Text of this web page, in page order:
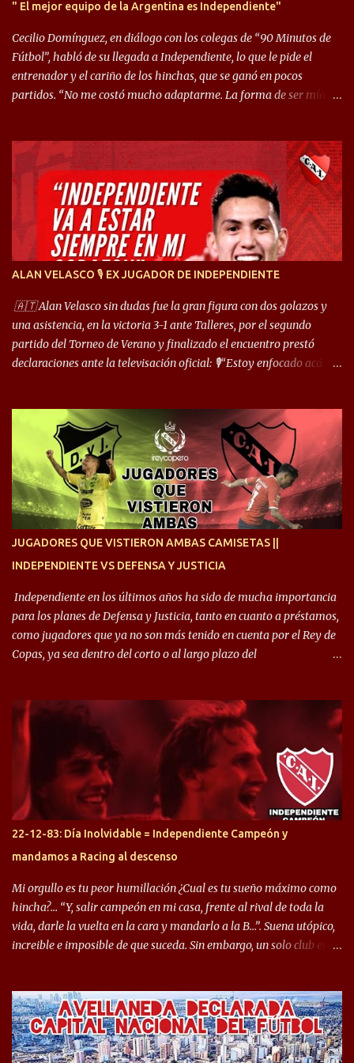
" El mejor equipo de la Argentina es Independiente"
Cecilio Domínguez, en diálogo con los colegas de “90 Minutos de
Fútbol”, habló de su llegada a Independiente, lo que le pide el
entrenador y el cariño de los hinchas, que se ganó en pocos
partidos. “No me costó mucho adaptarme. La forma de ser mía
llegué a un Independiente que juega muy dinámico y me gusta
mucho. Me favorece por la forma de jugar mía y eso también
ayudó a que me adapte”. “Me siento mejor por izquierda, pero me
gusta mucho jugar de 9, y juego sin problemas por derecha
también. Jugar de 9 y de extremo por izquierda es diferente. A mi
me gusta jugar por fuera, porque tengo mas posibilidades de
encarar, de enganchar. Pero yo soy un hombre que pica mucho y
arco y tengo más posibilidades”. Sobre lo que le pide el DT,
comentó: “Cuando juego de 9, obviamente me pide presionar, y
cuand...
ALAN VELASCO 🎙 EX JUGADOR DE INDEPENDIENTE
🇦🇹 Alan Velasco sin dudas fue la gran figura con dos golazos y
una asistencia, en la victoria 3-1 ante Talleres, por el segundo
partido del Torneo de Verano y finalizado el encuentro prestó
declaraciones ante la televisación oficial: 🎙️“Estoy enfocado acá.
ojalá sea lo mejor para el club y para mí. Independiente va a estar
siempre en mi corazón”. 🎙️“Siempre que me tocó vestir la camiseta
quise dar lo mejor. Si me toca marcharme, estoy agradecido al
hincha”. 🎙️“El equipo hizo un gran trabajo, quedó demostrado en el
resultado. Es nuestro segundo partido, en la pretemporada nos
enfocamos en la preparación física. El grupo está encontrando la
JUGADORES QUE VISTIERON AMBAS CAMISETAS ||
INDEPENDIENTE VS DEFENSA Y JUSTICIA
Independiente en los últimos años ha sido de mucha importancia
para los planes de Defensa y Justicia, tanto en cuanto a préstamos,
como jugadores que ya no son más tenido en cuenta por el Rey de
Copas, ya sea dentro del corto o al largo plazo del
Halcón de Varela, como lo es Brian Romero, quien paso a
préstamo allí durante el último mercado de pases y ha rendido de
gran manera, convirtiendo goles importantes, sobre todo en la
copa sudamericana. Pero no sucedió lo mismo en cuanto al
rendimiento que ha producido en el Rojo. Pasando a jugadores que
jugaron en Defensa y ahora están en el rojo, tenemos a la dupla
Gastón Togni y Domingo Blanco, donde ambos explotaron
futbolísticamente hablando en el equipo de Varela, donde, por
ejemplo, el caso de Mingo llego a ser tenido en cuenta para el
Seleccionado Argentino, rendimiento que aún no ha logrado
mostrar en Independiente. En e...
22-12-83: Día Inolvidable = Independiente Campeón y
mandamos a Racing al descenso
Mi orgullo es tu peor humillación ¿Cual es tu sueño máximo como
hincha?… “Y, salir campeón en mi casa, frente al rival de toda la
vida, darle la vuelta en la cara y mandarlo a la B…”. Suena utópico,
increible e imposible de que suceda. Sin embargo, un solo club en el
campeonato del '83 año consagratorio para el Rojo y, por el otro, el
haber mandado al descenso a su eterno rival. 22 de diciembre de
1983 es una fecha que pocos hinchas de Independiente pueden
dejar en el olvido. Es que ese día, el "Rojo" derrotó a Racing por 2 a